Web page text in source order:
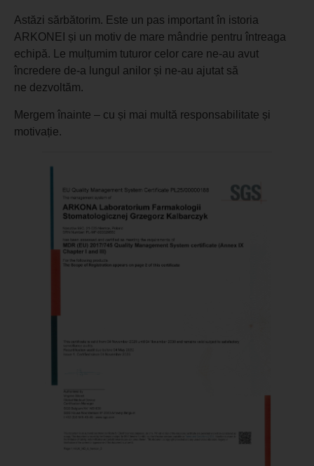
Astăzi sărbătorim. Este un pas important în istoria
ARKONEI și un motiv de mare mândrie pentru întreaga
echipă. Le mulțumim tuturor celor care ne-au avut
încredere de-a lungul anilor și ne-au ajutat să
ne dezvoltăm.
Mergem înainte – cu și mai multă responsabilitate și
motivație.